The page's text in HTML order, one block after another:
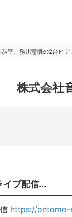
恭平、務川慧悟の2台ピ
株式会社
イブ配信...
https://